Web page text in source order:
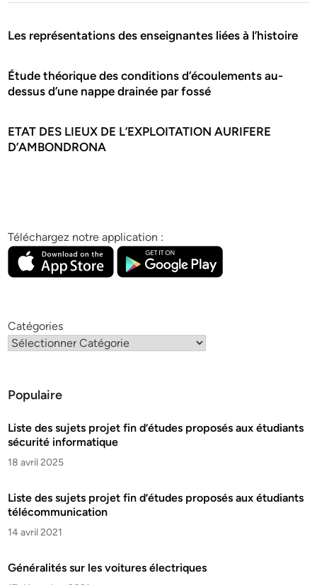
Les représentations des enseignantes liées à l’histoire
Étude théorique des conditions d’écoulements au-
dessus d’une nappe drainée par fossé
ETAT DES LIEUX DE L’EXPLOITATION AURIFERE
D’AMBONDRONA
Téléchargez notre application :
Catégories
Populaire
Liste des sujets projet fin d’études proposés aux étudiants
sécurité informatique
18 avril 2025
Liste des sujets projet fin d’études proposés aux étudiants
télécommunication
14 avril 2021
Généralités sur les voitures électriques